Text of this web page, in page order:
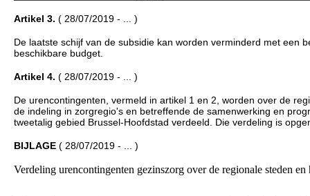
Artikel 3. ( 28/07/2019 - ... )
De laatste schijf van de subsidie kan worden verminderd met een
beschikbare budget.
Artikel 4. ( 28/07/2019 - ... )
De urencontingenten, vermeld in artikel 1 en 2, worden over de
de indeling in zorgregio's en betreffende de samenwerking en
tweetalig gebied Brussel-Hoofdstad verdeeld. Die verdeling is
BIJLAGE ( 28/07/2019 - ... )
Verdeling urencontingenten gezinszorg over de regionale steden